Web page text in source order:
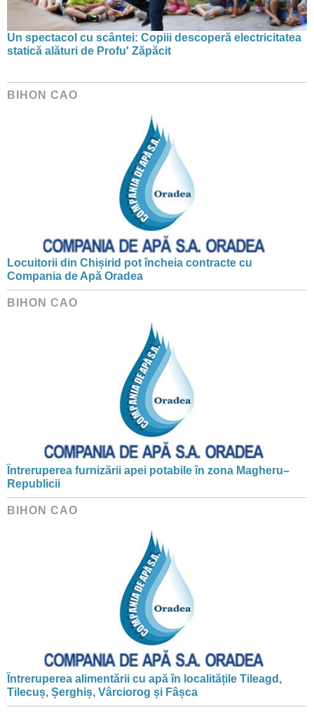
Un spectacol cu scântei: Copiii descoperă electricitatea
statică alături de Profu' Zăpăcit
BIHON CAO
Locuitorii din Chișirid pot încheia contracte cu
Compania de Apă Oradea
BIHON CAO
Întreruperea furnizării apei potabile în zona Magheru–
Republicii
BIHON CAO
Întreruperea alimentării cu apă în localitățile Tileagd,
Tilecuș, Șerghiș, Vârciorog și Fâșca